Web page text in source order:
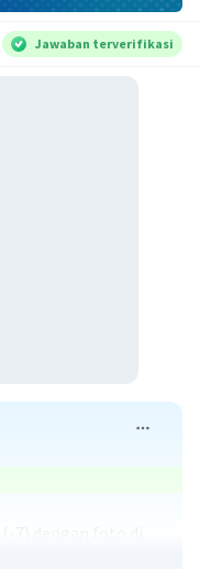
Jawaban terverifikasi